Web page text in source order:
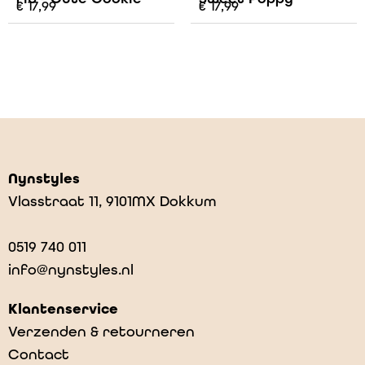
€17,99 €17,99
Nynstyles
Vlasstraat 11, 9101MX Dokkum
0519 740 011
info@nynstyles.nl
Klantenservice
Verzenden & retourneren
Contact